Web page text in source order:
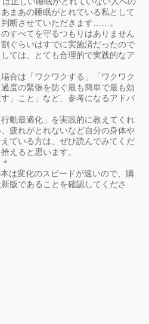
まあの睡眠がとれている私として
断させていただきます……。
すべてを守るつもりはありません
ぐらいはすでに実施済だったので
ては、とても合理的で実践的なア
合は「ワクワクする」「ワクワク
度の緊張を防ぐ最も簡単で最も効
」こと」など、参考になるアドバ
動最適化」を実践的に教えてくれ
疲れがとれないなど自分の身体や
ている方は、ぜひ読んでみてくだ
えると思います。
は変化のスピードが速いので、購
版であることを確認してくださ